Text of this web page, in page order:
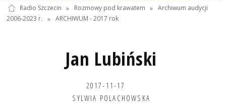
Radio Szczecin » Rozmowy pod krawatem » Archiwum audycji
2006-2023 r.
» ARCHIWUM - 2017 rok
Jan Lubiński
2017-11-17
SYLWIA POLACHOWSKA